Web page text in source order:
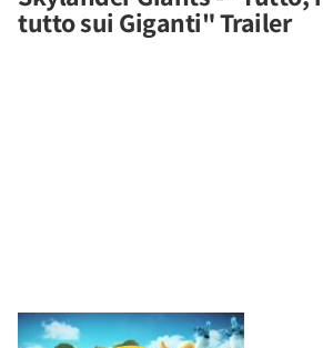
tutto sui Giganti" Trailer